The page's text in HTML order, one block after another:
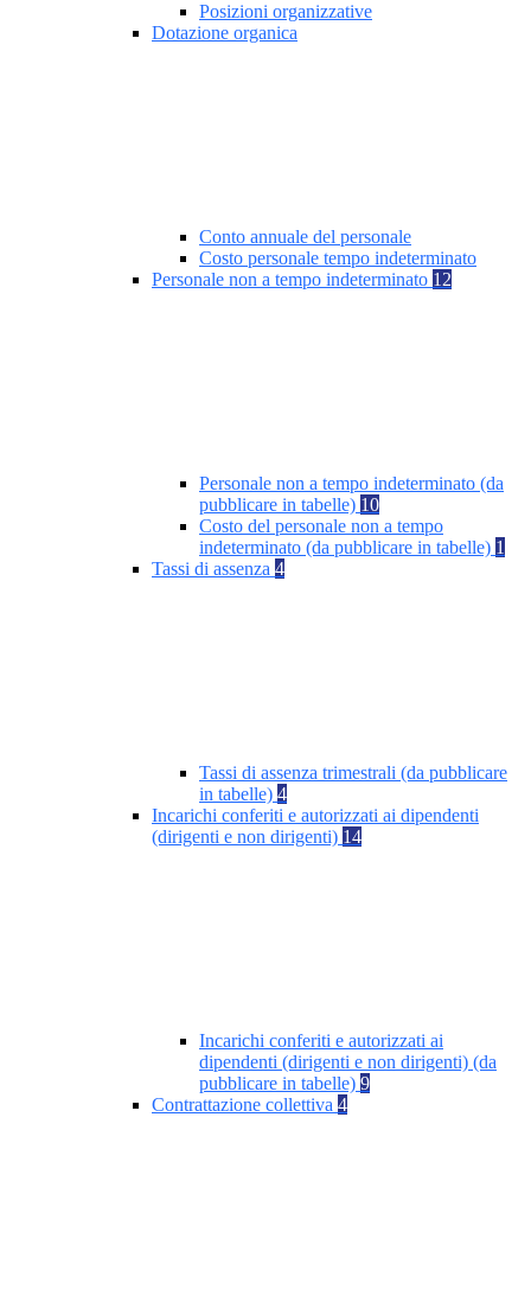
Posizioni organizzative
Dotazione organica
Conto annuale del personale
Costo personale tempo indeterminato
Personale non a tempo indeterminato 12
Personale non a tempo indeterminato (da
pubblicare in tabelle) 10
Costo del personale non a tempo
indeterminato (da pubblicare in tabelle) 1
Tassi di assenza 4
Tassi di assenza trimestrali (da pubblicare
in tabelle) 4
Incarichi conferiti e autorizzati ai dipendenti
(dirigenti e non dirigenti) 14
Incarichi conferiti e autorizzati ai
dipendenti (dirigenti e non dirigenti) (da
pubblicare in tabelle) 9
Contrattazione collettiva 4